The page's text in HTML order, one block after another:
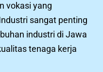
vokasi yang
sangat penting
industri di Jawa
tenaga kerja